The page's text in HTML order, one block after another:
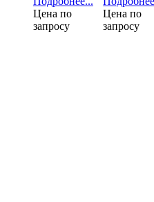
Цена по
запросу
Цена по
запросу